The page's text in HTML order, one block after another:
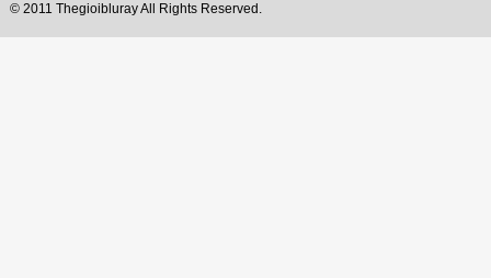
© 2011 Thegioibluray All Rights Reserved.